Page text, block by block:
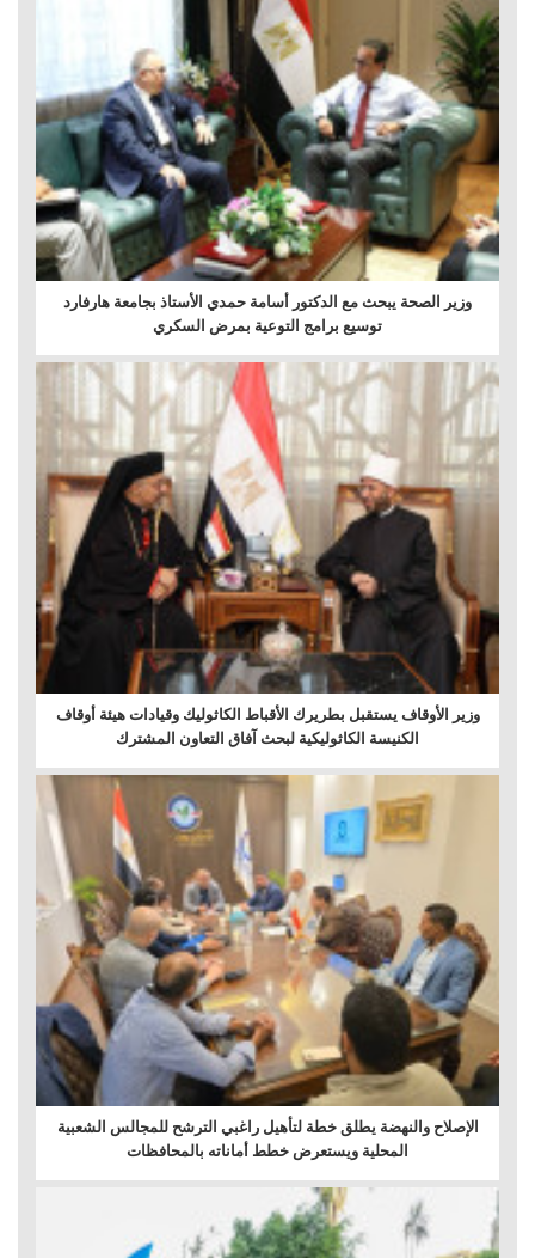
وزير الصحة يبحث مع الدكتور أسامة حمدي الأستاذ بجامعة هارفارد
توسيع برامج التوعية بمرض السكري
وزير الأوقاف يستقبل بطريرك الأقباط الكاثوليك وقيادات هيئة أوقاف
الكنيسة الكاثوليكية لبحث آفاق التعاون المشترك
الإصلاح والنهضة يطلق خطة لتأهيل راغبي الترشح للمجالس الشعبية
المحلية ويستعرض خطط أماناته بالمحافظات